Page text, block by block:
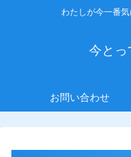
わたしが今一番気
今と
お問い合わせ